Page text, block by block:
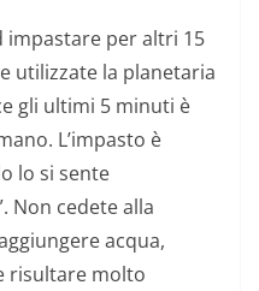
impastare per altri 15
utilizzate la planetaria
gli ultimi 5 minuti è
L’impasto è
lo si sente
Non cedete alla
acqua,
risultare molto